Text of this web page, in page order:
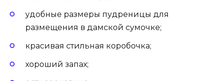
удобные размеры пудреницы для
размещения в дамской сумочке;
красивая стильная коробочка;
хороший запах;